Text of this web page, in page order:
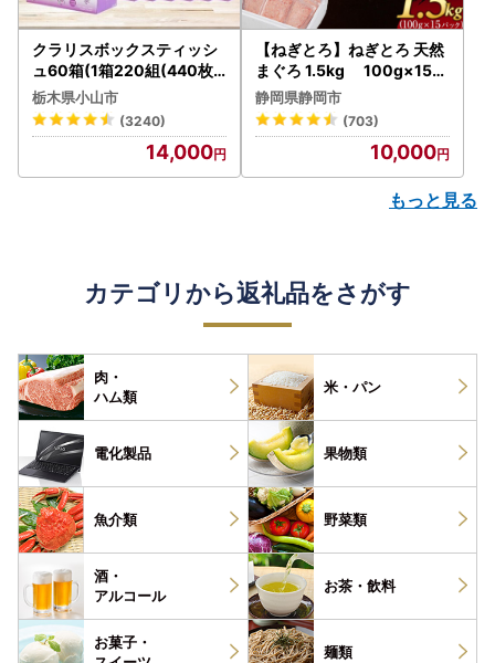
クラリスボックスティッシ
ュ60箱(1箱220組(440枚))
(5個入り×12セット)【配送
不可地域：離島・沖縄県】
【1256759】
栃木県小山市
(3240)
14,000
【ねぎとろ】ねぎとろ 天然
まぐろ 1.5kg 100g×15パ
ック
静岡県静岡市
(703)
10,000
もっと見る
カテゴリから返礼品をさがす
肉・
ハム類
米・パン
電化製品 果物類
魚介類 野菜類
酒・
アルコール
お茶・ 飲料
お菓子・
麺類